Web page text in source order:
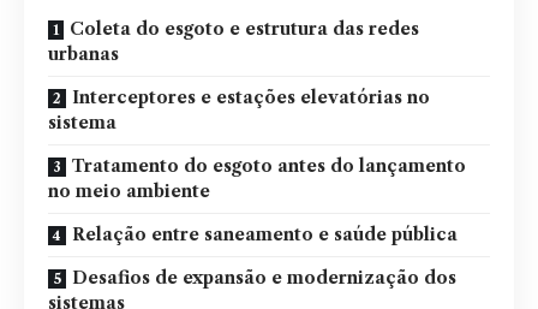
Coleta do esgoto e estrutura das redes
urbanas
Interceptores e estações elevatórias no
sistema
Tratamento do esgoto antes do lançamento
no meio ambiente
Relação entre saneamento e saúde pública
Desafios de expansão e modernização dos
sistemas